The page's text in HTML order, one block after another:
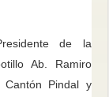
de la
Ab. Ramiro
Cantón Pindal y